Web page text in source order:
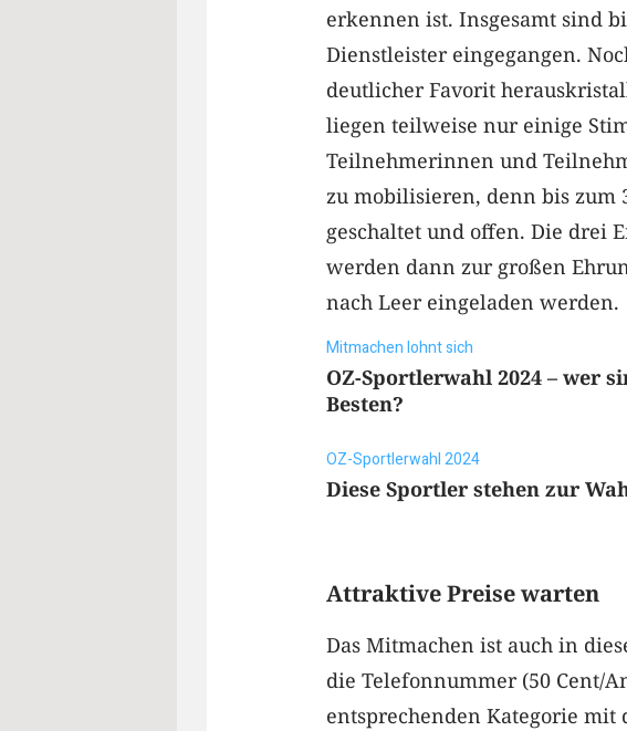
erkennen ist. Insgesamt sind
Dienstleister eingegangen.
deutlicher Favorit
liegen teilweise nur einige
Teilnehmerinnen und
zu mobilisieren, denn bis zum
geschaltet und offen. Die drei
werden dann zur großen
nach Leer eingeladen werden.
Mitmachen lohnt sich
OZ-Sportlerwahl 2024 – wer
Besten?
OZ-Sportlerwahl 2024
Diese Sportler stehen zur
Attraktive Preise warten
Das Mitmachen ist auch in
die Telefonnummer (50 Cent/
entsprechenden Kategorie